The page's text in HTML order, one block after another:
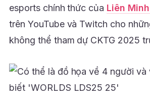
esports chính thức của Liên
trên YouTube và Twitch cho
không thể tham dự CKTG 2025